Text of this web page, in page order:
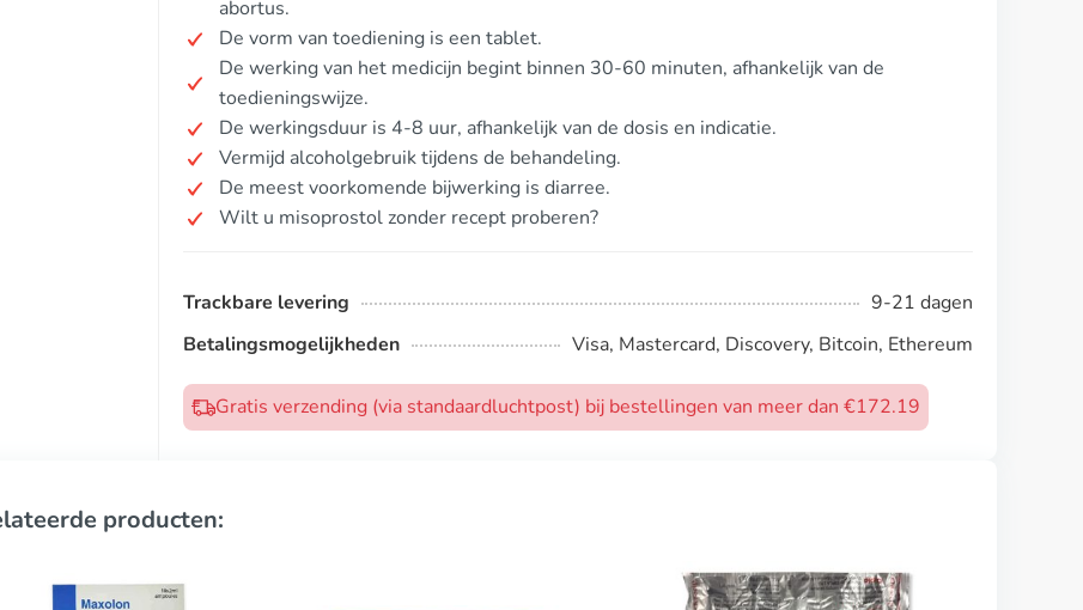
abortus.
De vorm van toediening is een tablet.
De werking van het medicijn begint binnen 30-60 minuten, afhankelijk van de
toedieningswijze.
De werkingsduur is 4-8 uur, afhankelijk van de dosis en indicatie.
Vermijd alcoholgebruik tijdens de behandeling.
De meest voorkomende bijwerking is diarree.
Wilt u misoprostol zonder recept proberen?
Trackbare levering
9-21 dagen
Betalingsmogelijkheden
Visa, Mastercard, Discovery, Bitcoin, Ethereum
Gratis verzending (via standaardluchtpost) bij bestellingen van meer dan €172.19
producten: